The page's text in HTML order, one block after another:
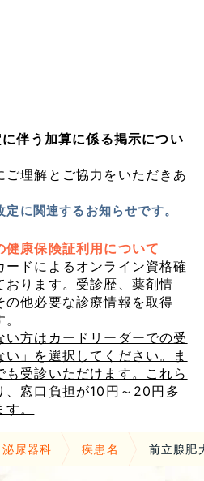
伴う加算に係る掲示につい
理解とご協力をいただきあ
に関連するお知らせです。
健康保険証利用について
ードによるオンライン資格確
おります。受診歴、薬剤情
の他必要な診療情報を取得
方はカードリーダーでの受
」を選択してください。ま
受診いただけます。これら
、窓口負担が10円～20円多
。
泌尿器科 疾患名 前立腺肥